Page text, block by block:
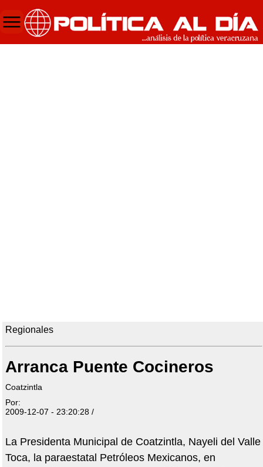
Regionales
Arranca Puente Cocineros
Coatzintla
Por:
2009-12-07 - 23:20:28 /
La Presidenta Municipal de Coatzintla, Nayeli del Valle
Toca, la paraestatal Petróleos Mexicanos, en